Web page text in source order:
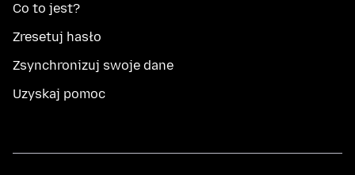
Co to jest?
Zresetuj hasło
Zsynchronizuj swoje dane
Uzyskaj pomoc